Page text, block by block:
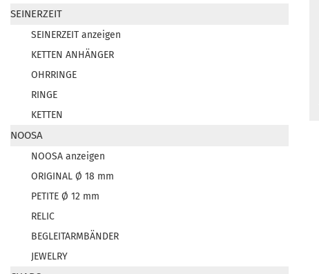
SEINERZEIT
SEINERZEIT anzeigen
KETTEN ANHÄNGER
OHRRINGE
RINGE
KETTEN
NOOSA
NOOSA anzeigen
ORIGINAL Ø 18 mm
PETITE Ø 12 mm
RELIC
BEGLEITARMBÄNDER
JEWELRY